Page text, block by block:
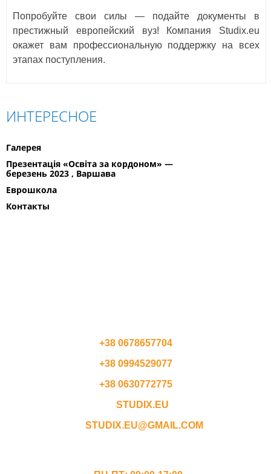
Попробуйте свои силы — подайте документы в
престижный европейский вуз! Компания Studix.eu
окажет вам профессиональную поддержку на всех
этапах поступления.
ИНТЕРЕСНОЕ
Галерея
Презентація «Освіта за кордоном» —
березень 2023 , Варшава
Еврошкола
Контакты
+38 0678657704
+38 0994529077
+38 0630772775
STUDIX.EU
STUDIX.EU@GMAIL.COM